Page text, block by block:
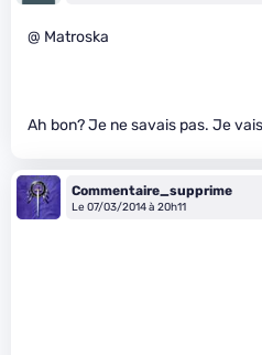
@ Matroska
Ah bon? Je ne savais pas. Je
Commentaire_supprime
Le 07/03/2014 à 20h11